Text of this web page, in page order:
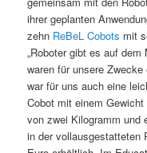
ihrer geplanten
zehn ReBeL Cobots mit
„Roboter gibt es auf
waren für unsere
war für uns auch eine
Cobot mit einem
von zwei Kilogramm und
in der vollausgestatteten